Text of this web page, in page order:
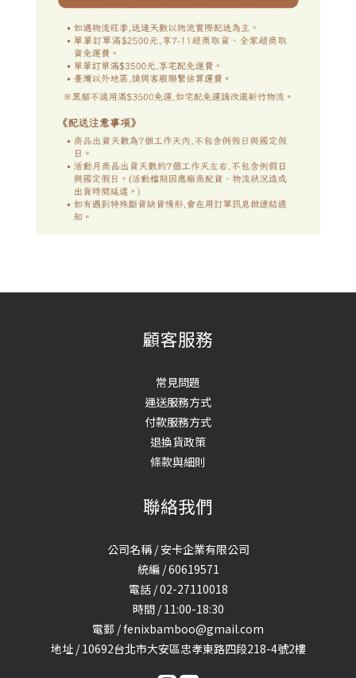
顧客服務
常見問題
運送服務方式
付款服務方式
退換貨政策
條款與細則
聯絡我們
公司名稱 / 安卡企業有限公司
統編 / 60619571
電話 / 02-27110018
時間 / 11:00-18:30
電郵 / fenixbamboo@gmail.com
地址 / 10692台北市大安區忠孝東路四段218-4號2樓